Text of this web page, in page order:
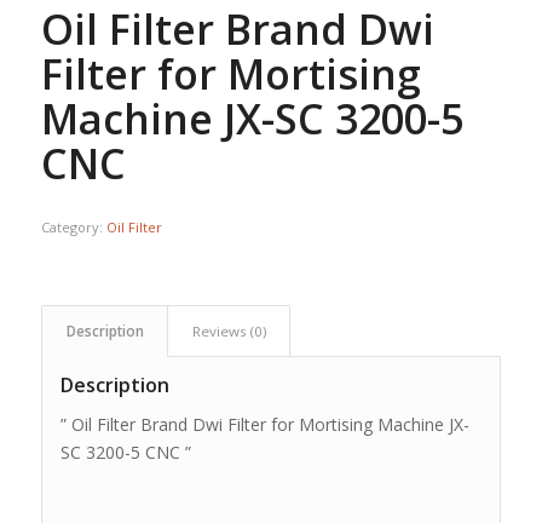
Oil Filter Brand Dwi
Filter for Mortising
Machine JX-SC 3200-5
CNC
Category: Oil Filter
Description Reviews (0)
Description
” Oil Filter Brand Dwi Filter for Mortising Machine JX-
SC 3200-5 CNC ”